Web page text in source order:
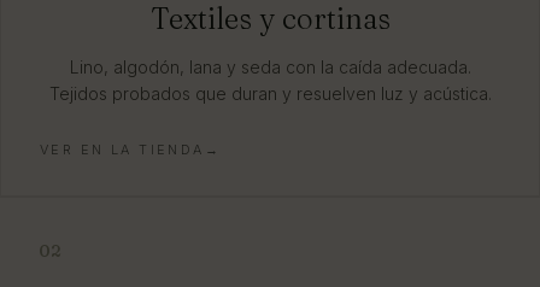
Textiles y cortinas
Lino, algodón, lana y seda con la caída adecuada.
Tejidos probados que duran y resuelven luz y acústica.
VER EN LA TIENDA→
02